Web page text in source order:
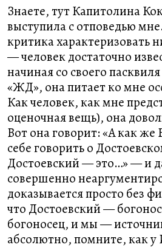
Знаете, тут Капитолина
выступила с отповедью
критика характеризовать
— человек достаточно
начиная со своего
«ЖД», она питает ко мне
Как человек, как мне
оценочная вещь), она
Вот она говорит: «А как же
себе говорить о
Достоевский — это…» — и
совершенно
доказывается просто без
что Достоевский —
богоносец, и мы —
абсолютно, помните, как у